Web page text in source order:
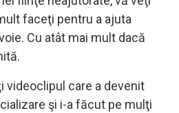
faceţi pentru a ajuta
Cu atât mai mult dacă
videoclipul care a devenit
şi i-a făcut pe mulţi